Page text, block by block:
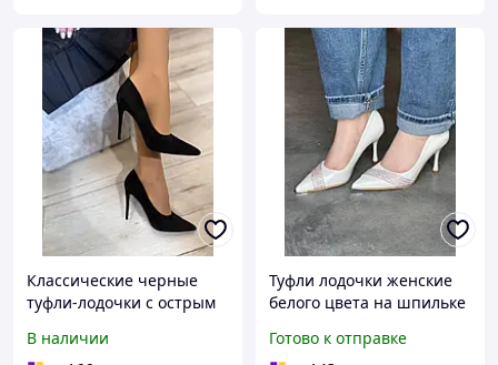
Классические черные
туфли-лодочки с острым
шпильке
В наличии
Туфли лодочки женские
белого цвета на шпильке
декоративной полоской
Готово к отправке